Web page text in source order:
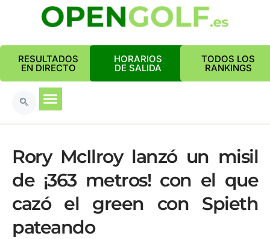
RESULTADOS
EN DIRECTO
HORARIOS
DE SALIDA
TODOS LOS
RANKINGS
Rory McIlroy lanzó un misil
de ¡363 metros! con el que
cazó el green con Spieth
pateando